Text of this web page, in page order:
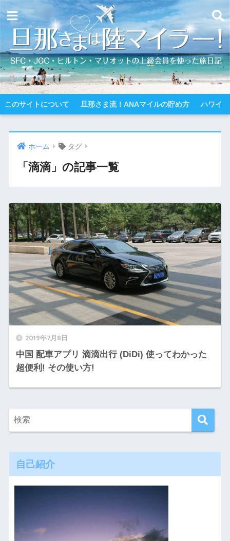
このサイトについて 旦那さま流！ANAマイルの貯め方 ハワイ
ホーム タグ
「滴滴」の記事一覧
2019年7月8日
中国 配車アプリ 滴滴出行 (DiDi) 使ってわかった
超便利! その使い方!
自己紹介